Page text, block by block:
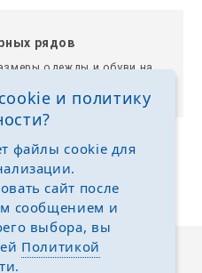
рядов
одежды и обуви на
и политику
файлы cookie для
сайт после
сообщением и
выбора, вы
Политикой
.